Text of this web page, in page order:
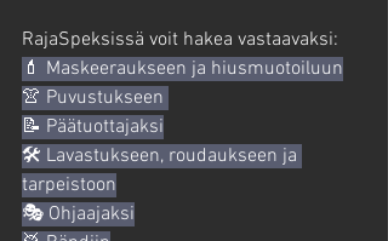
RajaSpeksissä voit hakea vastaavaksi:
💄 Maskeeraukseen ja hiusmuotoiluun
👚 Puvustukseen
📝 Päätuottajaksi
🛠️ Lavastukseen, roudaukseen ja
tarpeistoon
🎭 Ohjaajaksi